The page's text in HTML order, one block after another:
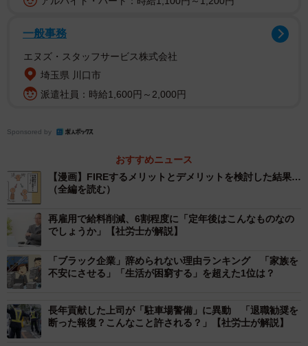
Aさん（関東在住、50代、会社員）は30年前からコツコツ
と続けてきた投資信託や持ち株の配当で、これまでの生活
スタイルを変えない範囲であればすぐに会社を辞めても生
親からも家屋等の相続があり、65歳以上になればある程度
実際、専業主婦の奥様からも、すでに大学を卒業した一人
娘であるお嬢様からも「会社を辞めて好きなことをするな
らそれもアリだと思うよ」と背中を押してもらえていると
いう、大変幸せな状況にいらっしゃいます。
それでも会社員としての仕事を辞めない理由については
「新入社員からずっと同じ会社で、休日のゴルフも飲み仲
一般事務
エヌズ・スタッフサービス株式会社
埼玉県 川口市
派遣社員：時給1,600円～2,000円
Sponsored by
おすすめニュース
【漫画】FIREするメリットとデメリットを検討した結果…
（全編を読む）
再雇用で給料削減、6割程度に「定年後はこんなものなの
でしょうか」【社労士が解説】
「ブラック企業」辞められない理由ランキング 「家族を
不安にさせる」「生活が困窮する」を超えた1位は？
長年貢献した上司が「駐車場警備」に異動 「退職勧奨を
断った報復？こんなこと許される？」【社労士が解説】